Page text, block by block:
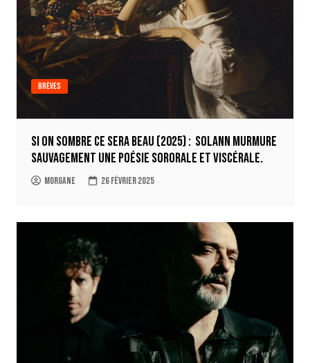
Brèves
Si on sombre ce sera beau (2025) : Solann murmure
sauvagement une poésie sororale et viscérale.
Morgane 26 février 2025